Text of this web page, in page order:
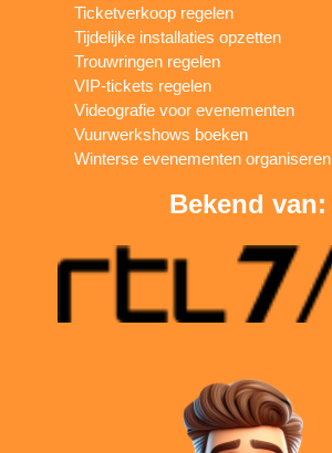
Ticketverkoop regelen
Tijdelijke installaties opzetten
Trouwringen regelen
VIP-tickets regelen
Videografie voor evenementen
Vuurwerkshows boeken
Winterse evenementen organiseren
Bekend van: